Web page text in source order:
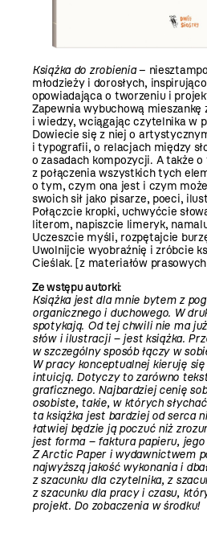
Książka do zrobienia–
młodzieży i dorosłych,
opowiadająca o tworzeniu i
Zapewnia wybuchową mieszankę
i wiedzy, wciągając czytelnika w
Dowiecie się z niej o
i typografii, o relacjach między
o zasadach kompozycji. A także
z połączenia wszystkich tych
o tym, czym ona jest i czym
swoich sił jako pisarze, poeci,
Połączcie kropki, uchwyćcie
literom, napiszcie limeryk,
Uczeszcie myśli, rozpętajcie
Uwolnijcie wyobraźnię i zróbcie
Cieślak. [z materiałów
Ze wstępu autorki:
Książka jest dla mnie bytem z
organicznego i duchowego. W
spotykają. Od tej chwili nie ma
słów i ilustracji – jest książka.
w szczególny sposób łączy w
W pracy konceptualnej kieruję
intuicją. Dotyczy to zarówno
graficznego. Najbardziej cenię
osobiste, takie, w których
ta książka jest bardziej od serca
łatwiej będzie ją poczuć niż
jest forma – faktura papieru, jego
Z Arctic Paper i wydawnictwem
najwyższą jakość wykonania i
z szacunku dla czytelnika, z
z szacunku dla pracy i czasu,
projekt. Do zobaczenia w środku!